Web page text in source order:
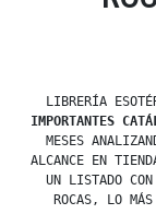
LIBRERÍA
IMPORTANTES
MESES
ALCANCE EN
UN LISTADO
ROCAS, LO